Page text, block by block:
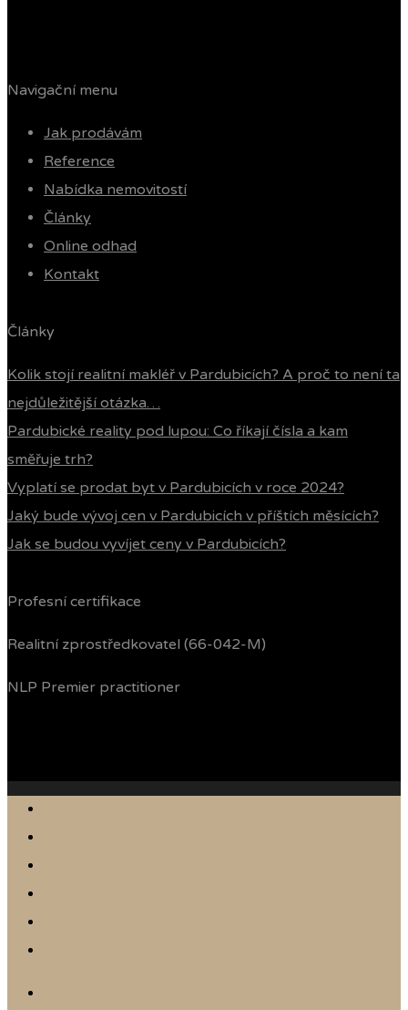
Navigační menu
Jak prodávám
Reference
Nabídka nemovitostí
Články
Online odhad
Kontakt
Články
Kolik stojí realitní makléř v Pardubicích? A proč to není ta
nejdůležitější otázka…
Pardubické reality pod lupou: Co říkají čísla a kam
směřuje trh?
Vyplatí se prodat byt v Pardubicích v roce 2024?
Jaký bude vývoj cen v Pardubicích v příštích měsících?
Jak se budou vyvíjet ceny v Pardubicích?
Profesní certifikace
Realitní zprostředkovatel (66-042-M)
NLP Premier practitioner